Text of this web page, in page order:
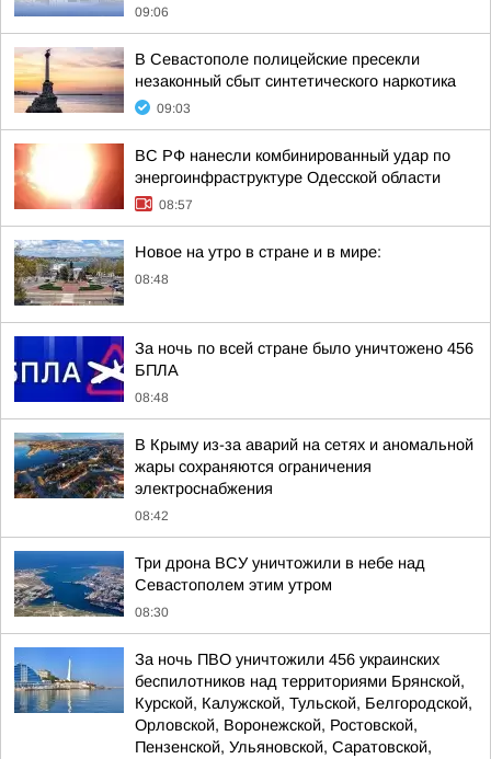
09:06
В Севастополе полицейские пресекли
незаконный сбыт синтетического наркотика
09:03
ВС РФ нанесли комбинированный удар по
энергоинфраструктуре Одесской области
08:57
Новое на утро в стране и в мире:
08:48
За ночь по всей стране было уничтожено 456
БПЛА
08:48
В Крыму из-за аварий на сетях и аномальной
жары сохраняются ограничения
электроснабжения
08:42
Три дрона ВСУ уничтожили в небе над
Севастополем этим утром
08:30
За ночь ПВО уничтожили 456 украинских
беспилотников над территориями Брянской,
Курской, Калужской, Тульской, Белгородской,
Орловской, Воронежской, Ростовской,
Пензенской, Ульяновской, Саратовской,